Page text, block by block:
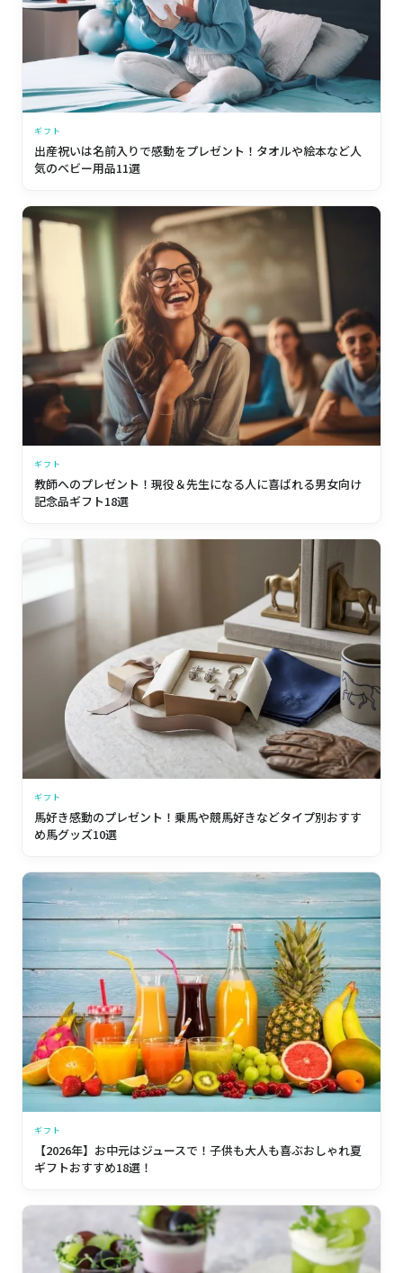
ギフト
出産祝いは名前入りで感動をプレゼント！タオルや絵本など人
気のベビー用品11選
ギフト
教師へのプレゼント！現役＆先生になる人に喜ばれる男女向け
記念品ギフト18選
ギフト
馬好き感動のプレゼント！乗馬や競馬好きなどタイプ別おすす
め馬グッズ10選
ギフト
【2026年】お中元はジュースで！子供も大人も喜ぶおしゃれ夏
ギフトおすすめ18選！